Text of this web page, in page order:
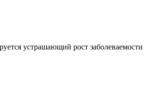
устрашающий рост заболеваемости